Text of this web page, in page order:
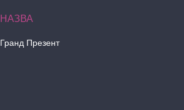
Гранд Презент